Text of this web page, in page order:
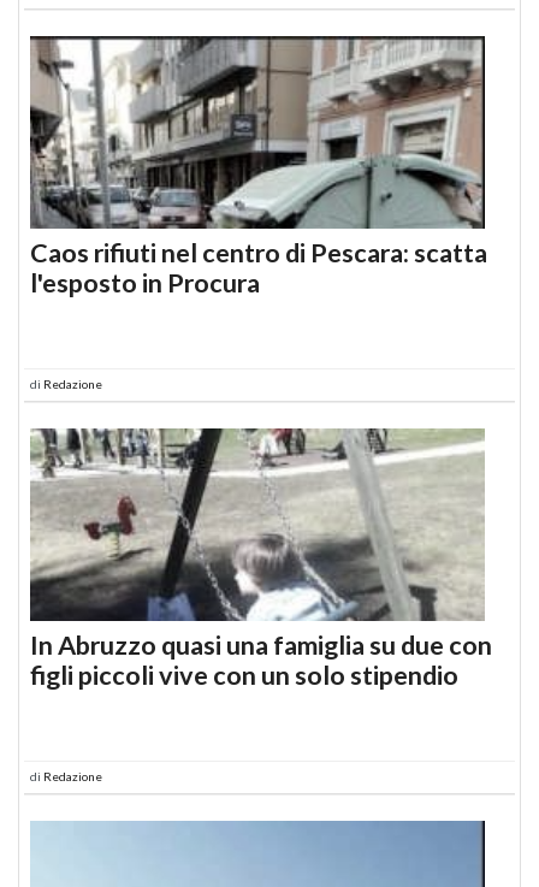
Caos rifiuti nel centro di Pescara: scatta
l'esposto in Procura
di Redazione
In Abruzzo quasi una famiglia su due con
figli piccoli vive con un solo stipendio
di Redazione